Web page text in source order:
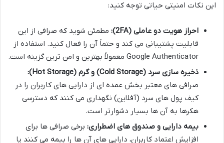
این نکات امنیتی حیاتی توجه کنید:
احراز هویت دو عاملی (2FA):
مطمئن شوید که صرافی از این
قابلیت پشتیبانی می کند و حتماً آن را فعال کنید. استفاده از
Google Authenticator معمولاً بهترین و امن ترین گزینه است.
ذخیره سازی سرد (Cold Storage) و گرم (Hot Storage):
صرافی های معتبر بخش عمده ای از دارایی های کاربران را در
کیف پول های سرد (آفلاین) نگهداری می کنند که دسترسی
هکرها به آن ها بسیار دشوارتر است.
بیمه دارایی و صندوق های اضطراری: برخی صرافی ها برای
افزایش اعتماد کاربران، دارایی های آن ها را بیمه می کنند یا